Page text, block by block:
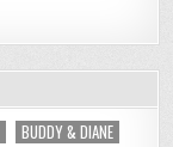
BUDDY & DIANE